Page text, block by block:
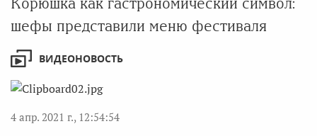
шефы представили меню фестиваля
ВИДЕОНОВОСТЬ
4 апр. 2021 г., 12:54:54